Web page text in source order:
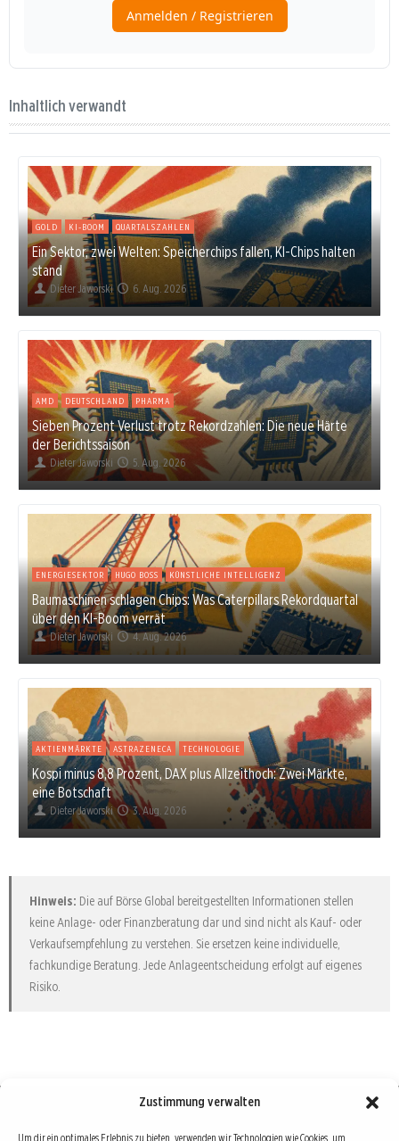
Zustimmung verwalten
Um dir ein optimales Erlebnis zu bieten, verwenden wir Technologien wie Cookies, um
Inhaltlich verwandt
GOLD KI-BOOM QUARTALSZAHLEN
Ein Sektor, zwei Welten: Speicherchips fallen, KI-Chips halten
stand
Dieter Jaworski 6. Aug. 2026
AMD DEUTSCHLAND PHARMA
Sieben Prozent Verlust trotz Rekordzahlen: Die neue Härte
der Berichtssaison
Dieter Jaworski 5. Aug. 2026
ENERGIESEKTOR HUGO BOSS KÜNSTLICHE INTELLIGENZ
Baumaschinen schlagen Chips: Was Caterpillars Rekordquartal
über den KI-Boom verrät
Dieter Jaworski 4. Aug. 2026
AKTIENMÄRKTE ASTRAZENECA TECHNOLOGIE
Kospi minus 8,8 Prozent, DAX plus Allzeithoch: Zwei Märkte,
eine Botschaft
Dieter Jaworski 3. Aug. 2026
Hinweis: Die auf Börse Global bereitgestellten Informationen stellen
keine Anlage- oder Finanzberatung dar und sind nicht als Kauf- oder
Verkaufsempfehlung zu verstehen. Sie ersetzen keine individuelle,
fachkundige Beratung. Jede Anlageentscheidung erfolgt auf eigenes
Risiko.
Börse : lokal, international, global